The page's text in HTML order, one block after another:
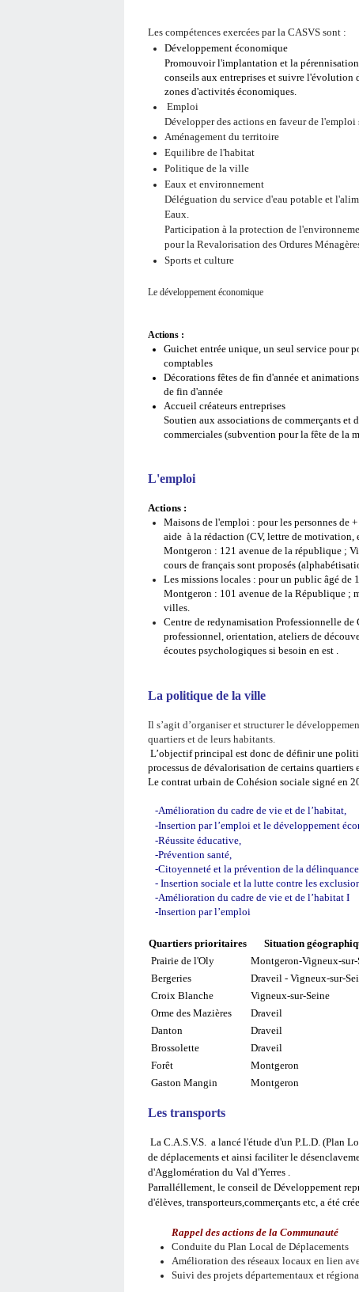
Les compétences exercées par la CASVS sont :
Développement économique
Promouvoir l'implantation et la
conseils aux entreprises et suivre l'évolution
zones d'activités économiques.
Emploi
Développer des actions en faveur de
Aménagement du territoire
Equilibre de l'habitat
Politique de la ville
Eaux et environnement
Déléguation du service d'eau potable et
Eaux.
Participation à la protection de
pour la Revalorisation des Ordures
Sports et culture
Le développement économique
Actions :
Guichet entrée unique, un seul service pour
comptables
Décorations fêtes de fin d'année et
de fin d'année
Accueil créateurs entreprises
Soutien aux associations de commerçants et
commerciales (subvention pour la fête de la
L'emploi
Actions :
Maisons de l'emploi : pour les personnes de
aide à la rédaction (CV, lettre de
Montgeron : 121 avenue de la république ;
cours de français sont proposés
Les missions locales : pour un public âgé de
Montgeron : 101 avenue de la République ;
villes.
Centre de redynamisation Professionnelle de
professionnel, orientation, ateliers de
écoutes psychologiques si besoin en est .
La politique de la ville
Il s’agit d’organiser et structurer le
quartiers et de leurs habitants.
L’objectif principal est donc de définir une
processus de dévalorisation de certains
Le contrat urbain de Cohésion sociale signé en
-Amélioration du cadre de vie et de l’habitat,
-Insertion par l’emploi et le développement
-Réussite éducative,
-Prévention santé,
-Citoyenneté et la prévention de la délinquance,
- Insertion sociale et la lutte contre les
-Amélioration du cadre de vie et de l’habitat I
-Insertion par l’emploi
Quartiers prioritaires
Situation
Prairie de l'Oly
Montgeron-Vigneux-sur-
Bergeries
Draveil - Vigneux-sur-
Croix Blanche
Vigneux-sur-Seine
Orme des Mazières
Draveil
Danton
Draveil
Brossolette
Draveil
Forêt
Montgeron
Gaston Mangin
Montgeron
Les transports
La C.A.S.V.S. a lancé l'étude d'un P.L.D. (Plan
de déplacements et ainsi faciliter le
d'Agglomération du Val d'Yerres .
Parralléllement, le conseil de Développement
d'élèves, transporteurs,commerçants etc, a été
Rappel des actions de la Communauté
Conduite du Plan Local de Déplacements
Amélioration des réseaux locaux en lien
Suivi des projets départementaux et